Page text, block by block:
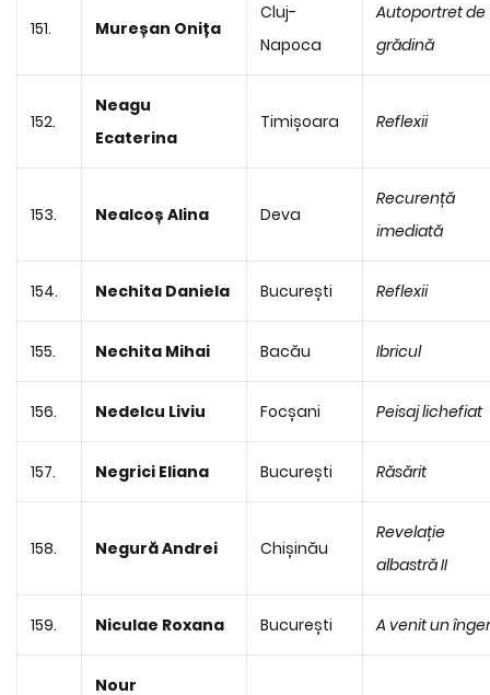
151. Mureșan Onița
Cluj-
Napoca
Autoportret de
grădină
152.
Neagu
Ecaterina
Timișoara Reflexii
153. Nealcoș Alina Deva
Recurență
imediată
154. Nechita Daniela București Reflexii
155. Nechita Mihai Bacău Ibricul
156. Nedelcu Liviu Focșani Peisaj lichefiat
157. Negrici Eliana București Răsărit
158. Negură Andrei Chișinău
Revelație
albastră II
159. Niculae Roxana București A venit un înger
Nour